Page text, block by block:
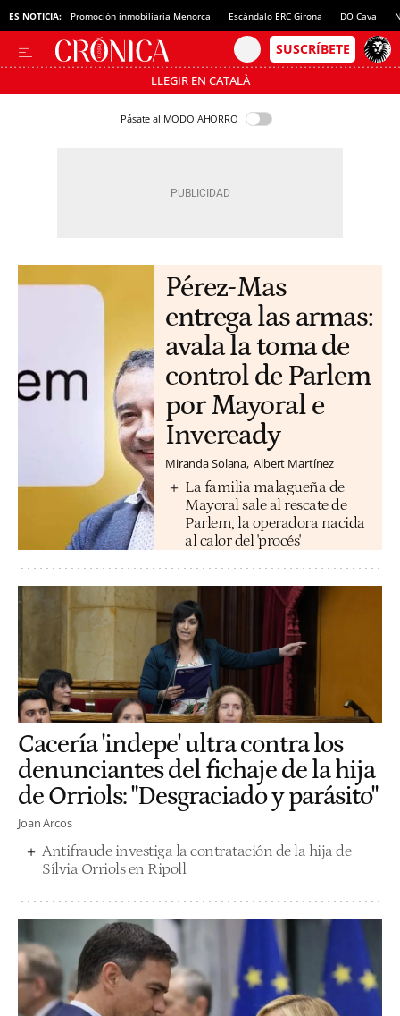
ES NOTICIA: Promoción inmobiliaria Menorca Escándalo ERC Girona DO Cava
LLEGIR EN CATALÀ
Pásate al MODO AHORRO
Pérez-Mas
entrega las armas:
avala la toma de
control de Parlem
por Mayoral e
Inveready
Miranda Solana Albert Martínez
La familia malagueña de
Mayoral sale al rescate de
Parlem, la operadora nacida
al calor del 'procés'
Cacería 'indepe' ultra contra los
denunciantes del fichaje de la hija
de Orriols: "Desgraciado y parásito"
Joan Arcos
Antifraude investiga la contratación de la hija de
Sílvia Orriols en Ripoll